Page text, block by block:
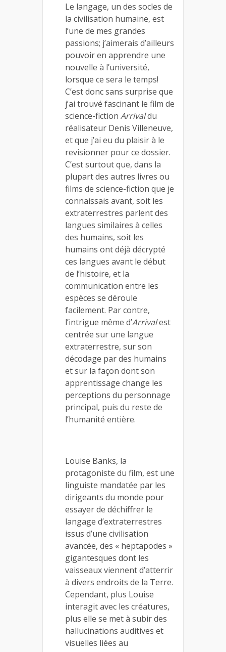
Le langage, un des socles de
la civilisation humaine, est
l’une de mes grandes
passions; j’aimerais d’ailleurs
pouvoir en apprendre une
nouvelle à l’université,
lorsque ce sera le temps!
C’est donc sans surprise que
j’ai trouvé fascinant le film de
science-fiction Arrivaldu
réalisateur Denis Villeneuve,
et que j’ai eu du plaisir à le
revisionner pour ce dossier.
C’est surtout que, dans la
plupart des autres livres ou
films de science-fiction que je
connaissais avant, soit les
extraterrestres parlent des
langues similaires à celles
des humains, soit les
humains ont déjà décrypté
ces langues avant le début
de l’histoire, et la
communication entre les
espèces se déroule
facilement. Par contre,
l’intrigue même d’Arrivalest
centrée sur une langue
extraterrestre, sur son
décodage par des humains
et sur la façon dont son
apprentissage change les
perceptions du personnage
principal, puis du reste de
l’humanité entière.
Louise Banks, la
protagoniste du film, est une
linguiste mandatée par les
dirigeants du monde pour
essayer de déchiffrer le
langage d’extraterrestres
issus d’une civilisation
avancée, des « heptapodes »
gigantesques dont les
vaisseaux viennent d’atterrir
à divers endroits de la Terre.
Cependant, plus Louise
interagit avec les créatures,
plus elle se met à subir des
hallucinations auditives et
visuelles liées au